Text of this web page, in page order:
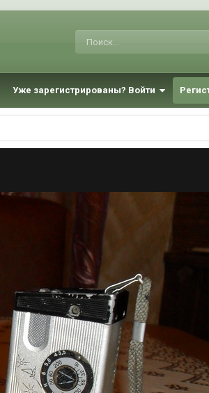
Уже зарегистрированы? Войти